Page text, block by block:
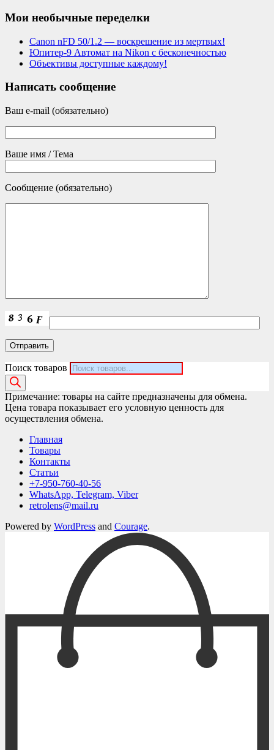
Мои необычные переделки
Canon nFD 50/1.2 — воскрешение из мертвых!
Юпитер-9 Автомат на Nikon с бесконечностью
Объективы доступные каждому!
Написать сообщение
Ваш e-mail (обязательно)
Ваше имя / Тема
Сообщение (обязательно)
Поиск товаров
Примечание: товары на сайте предназначены для обмена.
Цена товара показывает его условную ценность для
осуществления обмена.
Главная
Товары
Контакты
Статьи
+7-950-760-40-56
WhatsApp, Telegram, Viber
retrolens@mail.ru
Powered by WordPress and Courage.